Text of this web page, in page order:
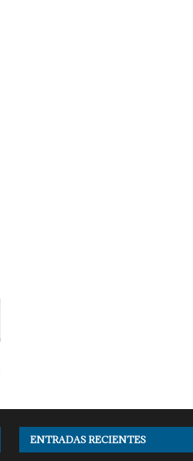
ENTRADAS RECIENTES